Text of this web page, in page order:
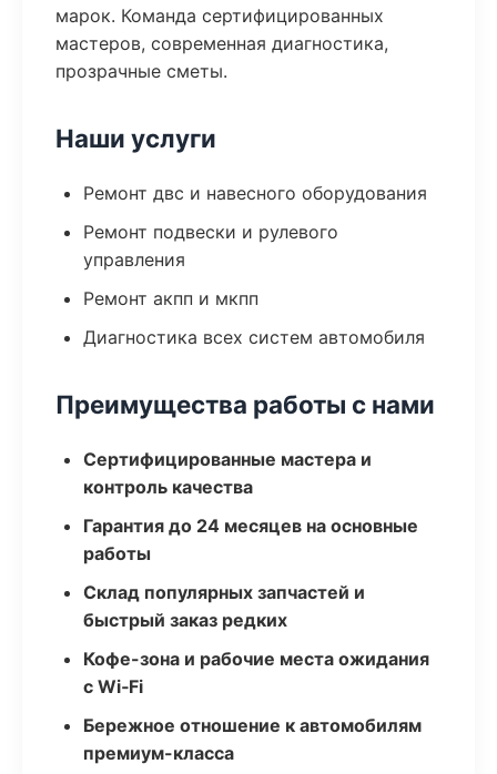
марок. Команда сертифицированных
мастеров, современная диагностика,
прозрачные сметы.
Наши услуги
Ремонт двс и навесного оборудования
Ремонт подвески и рулевого
управления
Ремонт акпп и мкпп
Диагностика всех систем автомобиля
Преимущества работы с нами
Сертифицированные мастера и
контроль качества
Гарантия до 24 месяцев на основные
работы
Склад популярных запчастей и
быстрый заказ редких
Кофе-зона и рабочие места ожидания
с Wi‑Fi
Бережное отношение к автомобилям
премиум-класса